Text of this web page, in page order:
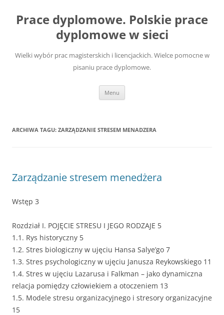
treści
Prace dyplomowe. Polskie prace
dyplomowe w sieci
Wielki wybór prac magisterskich i licencjackich. Wielce pomocne w
pisaniu prace dyplomowe.
Menu
ARCHIWA TAGU: ZARZĄDZANIE STRESEM MENADZERA
Zarządzanie stresem menedżera
Wstęp 3
Rozdział I. POJĘCIE STRESU I JEGO RODZAJE 5
1.1. Rys historyczny 5
1.2. Stres biologiczny w ujęciu Hansa Salye’go 7
1.3. Stres psychologiczny w ujęciu Janusza Reykowskiego 11
1.4. Stres w ujęciu Lazarusa i Falkman – jako dynamiczna
relacja pomiędzy człowiekiem a otoczeniem 13
1.5. Modele stresu organizacyjnego i stresory organizacyjne
15